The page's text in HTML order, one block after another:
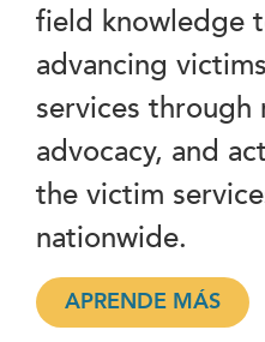
field knowledge
advancing
services through
advocacy, and
the victim
nationwide.
APRENDE MÁS